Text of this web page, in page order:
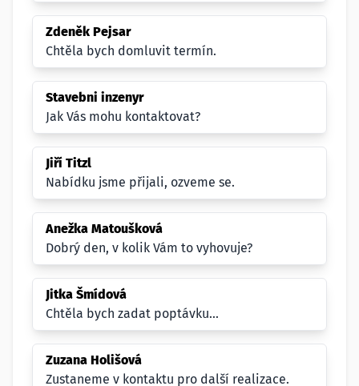
Zdeněk Pejsar
Chtěla bych domluvit termín.
Stavebni inzenyr
Jak Vás mohu kontaktovat?
Jiří Titzl
Nabídku jsme přijali, ozveme se.
Anežka Matoušková
Dobrý den, v kolik Vám to vyhovuje?
Jitka Šmídová
Chtěla bych zadat poptávku...
Zuzana Holišová
Zustaneme v kontaktu pro další realizace.